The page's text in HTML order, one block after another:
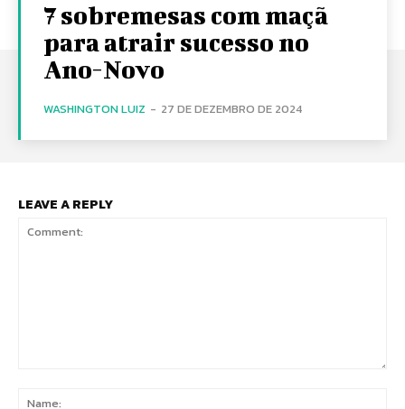
7 sobremesas com maçã
para atrair sucesso no
Ano-Novo
WASHINGTON LUIZ - 27 DE DEZEMBRO DE 2024
LEAVE A REPLY